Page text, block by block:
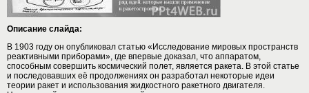
Описание слайда:
В 1903 году он опубликовал статью «Исследование мировых пространств
реактивными приборами», где впервые доказал, что аппаратом,
способным совершить космический полет, является ракета. В этой статье
и последовавших её продолжениях он разработал некоторые идеи
теории ракет и использования жидкостного ракетного двигателя.